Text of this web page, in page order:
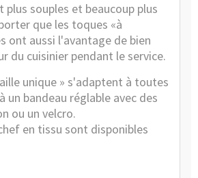
plus souples et beaucoup plus
que les toques «à
ont aussi l'avantage de bien
du cuisinier pendant le service.
unique » s'adaptent à toutes
un bandeau réglable avec des
ou un velcro.
en tissu sont disponibles